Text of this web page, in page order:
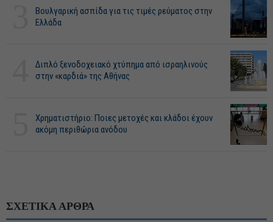
Βουλγαρική ασπίδα για τις τιμές ρεύματος στην
Ελλάδα
Διπλό ξενοδοχειακό χτύπημα από ισραηλινούς
στην «καρδιά» της Αθήνας
Χρηματιστήριο: Ποιες μετοχές και κλάδοι έχουν
ακόμη περιθώρια ανόδου
ΣΧΕΤΙΚΑ ΑΡΘΡΑ